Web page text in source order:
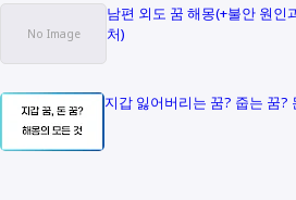
남편 외도 꿈 해몽(+불안 원인
처)
지갑 잃어버리는 꿈? 줍는 꿈?